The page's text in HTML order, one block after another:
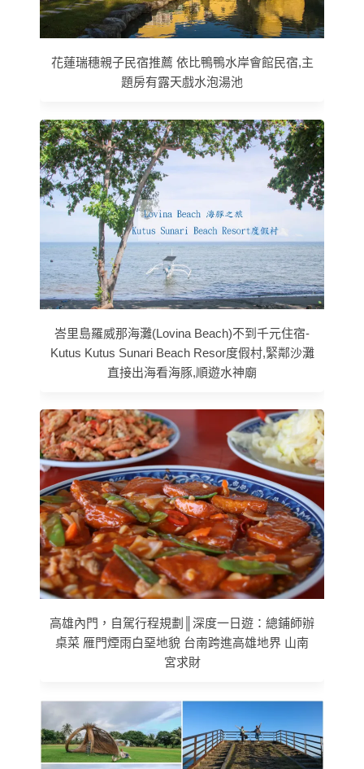
花蓮瑞穗親子民宿推薦 依比鴨鴨水岸會館民宿,主
題房有露天戲水泡湯池
峇里島羅威那海灘(Lovina Beach)不到千元住宿-
Kutus Kutus Sunari Beach Resor度假村,緊鄰沙灘
直接出海看海豚,順遊水神廟
高雄內門，自駕行程規劃║深度一日遊：總鋪師辦
桌菜 雁門煙雨白堊地貌 台南跨進高雄地界 山南
宮求財